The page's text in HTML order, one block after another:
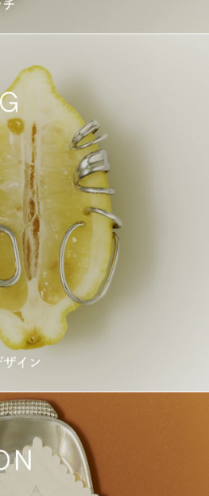
人
は
楽
し
い。
だ
か
ら
こ
の
1
も、
気
ち
か。
あ、
の
組
み
合
わ
せ
新
鮮
か
も。
ゆ
れ
る、
重
る、